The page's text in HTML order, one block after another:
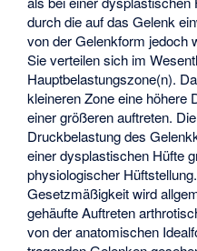
durch die auf das Gelenk
von der Gelenkform jedoch
Sie verteilen sich im
Hauptbelastungszone(n).
kleineren Zone eine höhere
einer größeren auftreten.
Druckbelastung des
einer dysplastischen Hüfte
physiologischer
Gesetzmäßigkeit wird
gehäufte Auftreten
von der anatomischen